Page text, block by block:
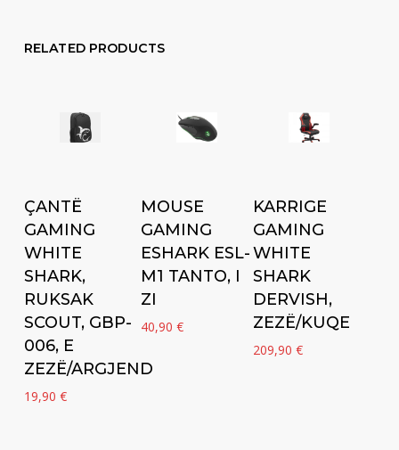
RELATED PRODUCTS
Add to cart
ÇANTË
GAMING
WHITE
SHARK,
RUKSAK
SCOUT, GBP-
006, E
ZEZË/ARGJEND
19,90 €
Add to cart
MOUSE
GAMING
ESHARK ESL-
M1 TANTO, I
ZI
40,90€
Add to cart
KARRIGE
GAMING
WHITE
SHARK
DERVISH,
ZEZË/KUQE
209,90€